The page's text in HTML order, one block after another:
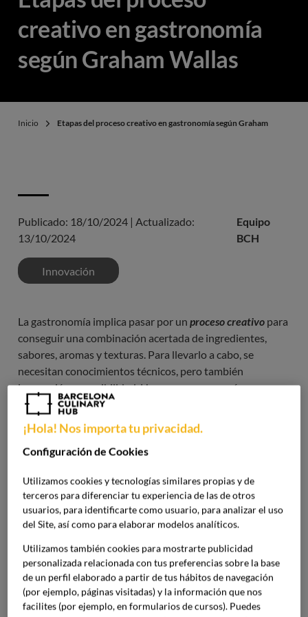
creativo en gastronomía
según Graham Wallas
Inicio Etapas del proceso creativo en gastronomía según Graham Wallas
Publicado: 18/10/2024 | Actualizado:
13/10/2024
Equipo
BCH
Innovación
La gastronomía implica pasar por un proceso creativo para
conseguir una combinación acertada de ingredientes,
sabores, aromas y texturas. Para llevarlo a cabo, se
necesitan conocimientos técnicos, pero también
innovación y sensibilidad. Hoy conoceremos cómo se
realiza este proceso que transforma una idea en un plato y
algunos ejemplos de chef reales.
¿Quieres comenzar por obtener todos los conocimientos
sorprendentes y de calidad? Con nuestro Máster en
Innovación de Producto y Técnicas Gastronómicas
obtendrás una formación integral para dominar las
plato.
¿Cómo se define el proceso
¡Hola! Nos importa tu privacidad.
Configuración de Cookies
Utilizamos cookies y tecnologías similares propias y de
terceros para diferenciar tu experiencia de las de otros
usuarios, para identificarte como usuario, para analizar el uso
del Site, así como para elaborar modelos analíticos.
Utilizamos también cookies para mostrarte publicidad
personalizada relacionada con tus preferencias sobre la base
de un perfil elaborado a partir de tus hábitos de navegación
(por ejemplo, páginas visitadas) y la información que nos
facilites (por ejemplo, en formularios de cursos). Puedes